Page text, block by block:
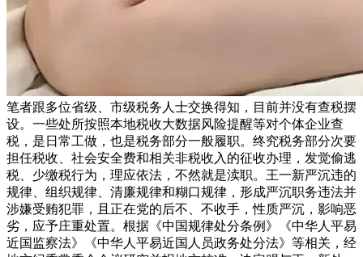
笔者跟多位省级、市级税务人士交换得知，目前并没有查税摆
设。一些处所按照本地税收大数据风险提醒等对个体企业查
税，是日常工做，也是税务部分一般履职。终究税务部分次要
担任税收、社会安全费和相关非税收入的征收办理，发觉偷逃
税、少缴税行为，理应依法，不然就是渎职。王一新严沉违的
规律、组织规律、清廉规律和糊口规律，形成严沉职务违法并
涉嫌受贿犯罪，且正在党的后不、不收手，性质严沉，影响恶
劣，应予庄重处置。根据《中国规律处分条例》《中华人平易
近国监察法》《中华人平易近国人员政务处分法》等相关，经